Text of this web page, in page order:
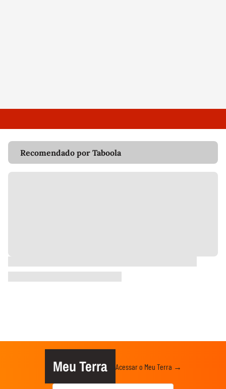
Recomendado por Taboola
Meu Terra Acessar o Meu Terra →